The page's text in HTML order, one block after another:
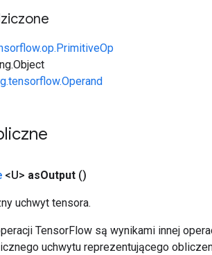
<U> asOutput ()
uchwyt tensora.
TensorFlow są wynikami innej
uchwytu reprezentującego